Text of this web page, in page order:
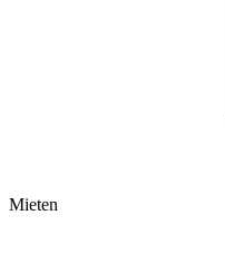
Mieten